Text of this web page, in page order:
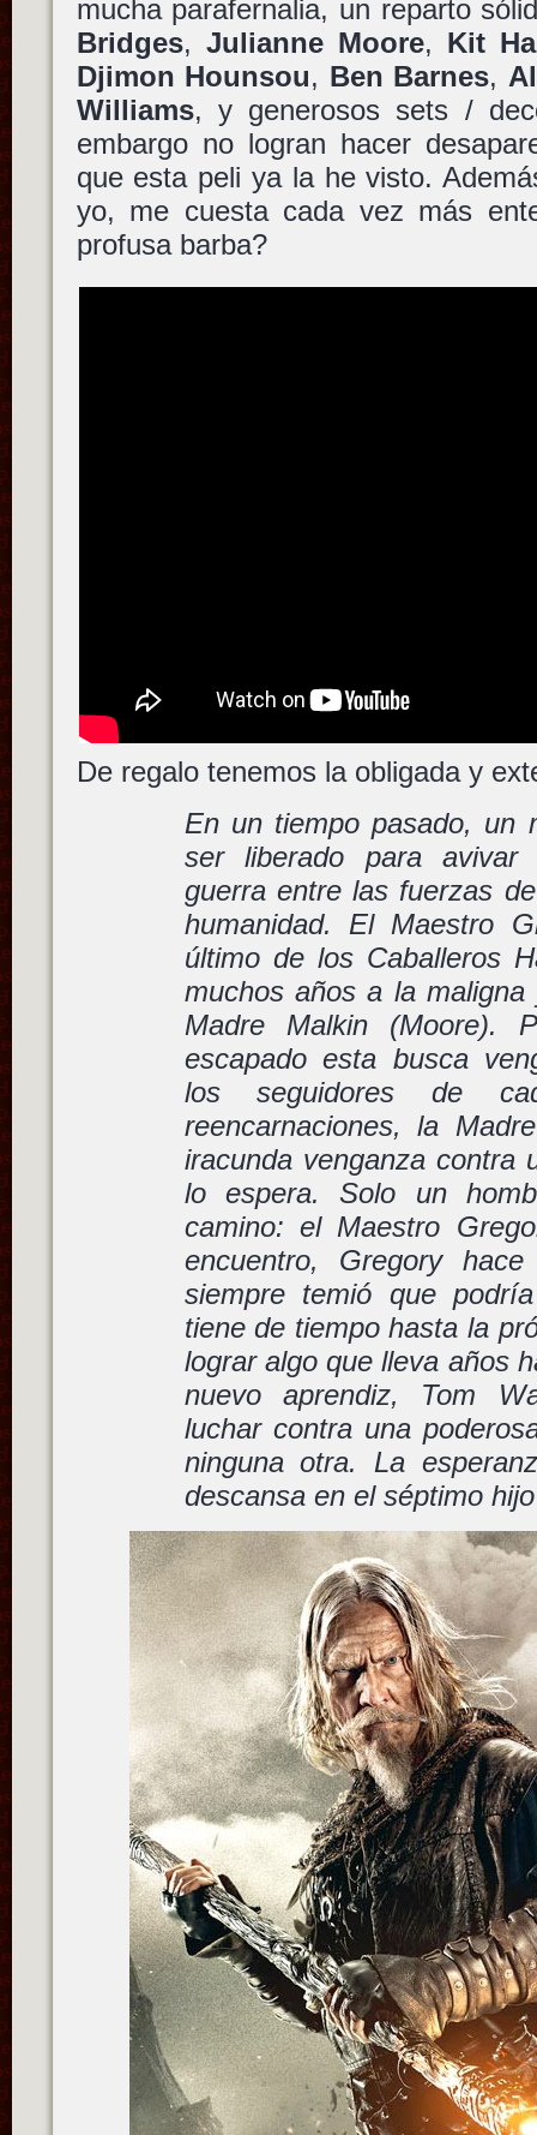
mucha parafernalia, un reparto
Bridges, Julianne Moore, Kit
Djimon Hounsou, Ben Barnes,
Williams, y generosos sets /
embargo no logran hacer
que esta peli ya la he visto.
yo, me cuesta cada vez más
profusa barba?
De regalo tenemos la obligada y
En un tiempo pasado, un
ser liberado para
guerra entre las fuerzas
humanidad. El Maestro
último de los Caballeros
muchos años a la
Madre Malkin (Moore).
escapado esta busca
los seguidores de
reencarnaciones, la
iracunda venganza contra
lo espera. Solo un
camino: el Maestro
encuentro, Gregory
siempre temió que
tiene de tiempo hasta la
lograr algo que lleva años
nuevo aprendiz, Tom
luchar contra una
ninguna otra. La
descansa en el séptimo